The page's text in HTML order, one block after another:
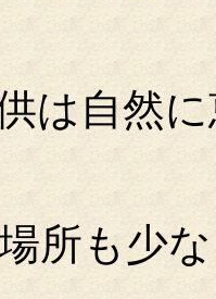
は自然
所も少